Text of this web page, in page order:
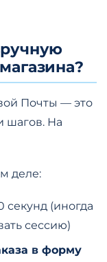
Почты — это
шагов. На
деле:
секунд (иногда
сессию)
в форму